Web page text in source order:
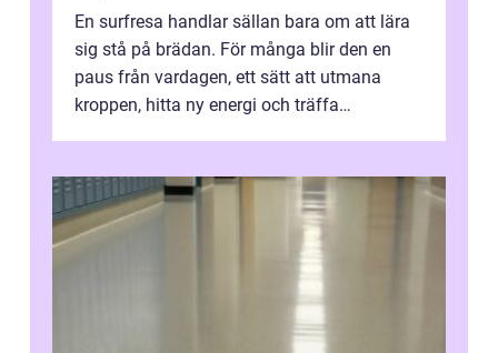
En surfresa handlar sällan bara om att lära
sig stå på brädan. För många blir den en
paus från vardagen, ett sätt att utmana
kroppen, hitta ny energi och träffa